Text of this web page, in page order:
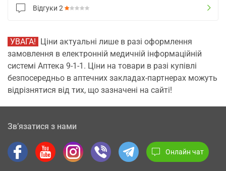
Відгуки 2
УВАГА! Ціни актуальні лише в разі оформлення
замовлення в електронній медичній інформаційній
системі Аптека 9-1-1. Ціни на товари в разі купівлі
безпосередньо в аптечних закладах-партнерах можуть
відрізнятися від тих, що зазначені на сайті!
Зв’язатися з нами
Онлайн чат